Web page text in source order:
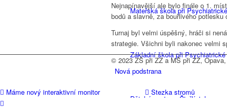
Mateřská škola při
Základní škola při
Dětské centrum Čtyřlístek
Nejnapínavější ale bylo finále o 1.
bodů a slavně, za bouřlivého
Turnaj byl velmi úspěšný, hráči si
strategie. Všichni byli nakonec velmi
© 2023 ZŠ při ZZ a MŠ při ZZ,
Nová podstrana
Máme nový interaktivní monitor Stezka stromů